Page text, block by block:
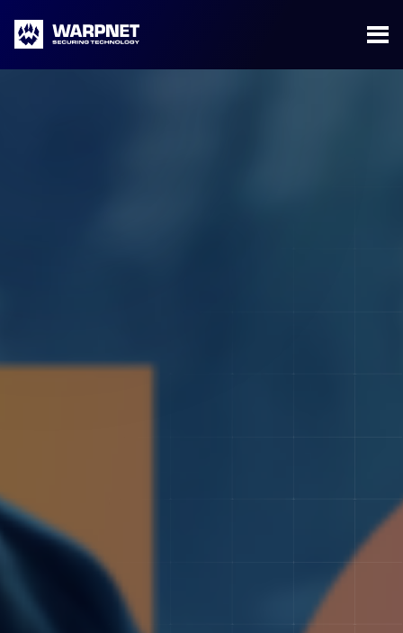
Warpnet